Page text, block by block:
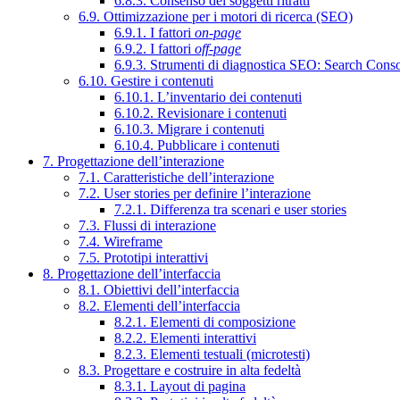
6.9. Ottimizzazione per i motori di ricerca (SEO)
6.9.1. I fattori on-page
6.9.2. I fattori off-page
6.9.3. Strumenti di diagnostica SEO: Search
6.10. Gestire i contenuti
6.10.1. L’inventario dei contenuti
6.10.2. Revisionare i contenuti
6.10.3. Migrare i contenuti
6.10.4. Pubblicare i contenuti
7. Progettazione dell’interazione
7.1. Caratteristiche dell’interazione
7.2. User stories per definire l’interazione
7.2.1. Differenza tra scenari e user stories
7.3. Flussi di interazione
7.4. Wireframe
7.5. Prototipi interattivi
8. Progettazione dell’interfaccia
8.1. Obiettivi dell’interfaccia
8.2. Elementi dell’interfaccia
8.2.1. Elementi di composizione
8.2.2. Elementi interattivi
8.2.3. Elementi testuali (microtesti)
8.3. Progettare e costruire in alta fedeltà
8.3.1. Layout di pagina